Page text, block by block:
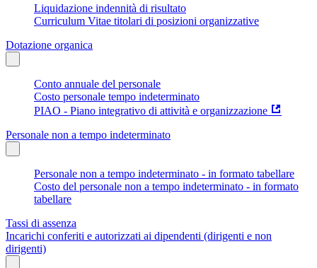
Liquidazione indennità di risultato
Curriculum Vitae titolari di posizioni organizzative
Dotazione organica
Conto annuale del personale
Costo personale tempo indeterminato
PIAO - Piano integrativo di attività e organizzazione
Personale non a tempo indeterminato
Personale non a tempo indeterminato - in formato tabellare
Costo del personale non a tempo indeterminato - in formato
tabellare
Tassi di assenza
Incarichi conferiti e autorizzati ai dipendenti (dirigenti e non
dirigenti)